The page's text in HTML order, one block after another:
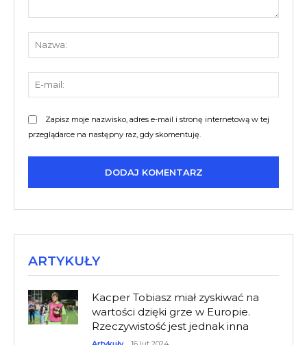
Zapisz moje nazwisko, adres e-mail i stronę internetową w tej
przeglądarce na następny raz, gdy skomentuję.
ARTYKUŁY
Kacper Tobiasz miał zyskiwać na
wartości dzięki grze w Europie.
Rzeczywistość jest jednak inna